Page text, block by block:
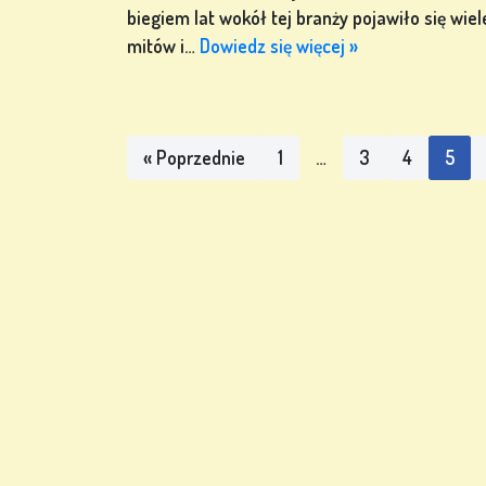
biegiem lat wokół tej branży pojawiło się
mitów i… Dowiedz się więcej »
« Poprzednie 1 … 3 4 5